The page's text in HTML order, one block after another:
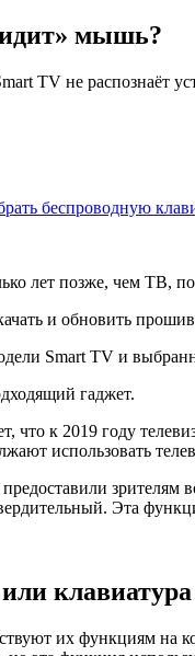
мышь?
TV не распознаёт
беспроводную
лет позже, чем ТВ,
и обновить
Smart TV и
гаджет.
что к 2019 году
использовать
Эта
их функциям